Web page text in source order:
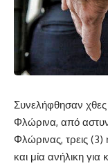
Συνελήφθησαν
Φλώρινα, από
Φλώρινας, τρεις (3)
και μία ανήλικη